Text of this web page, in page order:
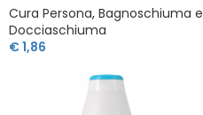
Cura Persona, Bagnoschiuma e
Docciaschiuma
€1,86